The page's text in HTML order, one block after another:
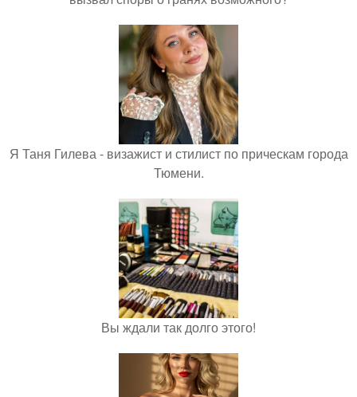
Я Таня Гилева - визажист и стилист по прическам города
Тюмени.
Вы ждали так долго этого!